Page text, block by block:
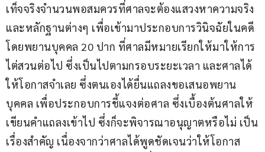
เท็จจริงจำนวนพอสมควรที่ศาลจะต้องแสวงหาความจริง
และหลักฐานต่างๆ เพื่อเข้ามาประกอบการวินิจฉัยในคดี
โดยพยานบุคคล 20 ปาก ที่ศาลมีหมายเรียกให้มาให้การ
ไต่สวนต่อไป ซึ่งเป็นไปตามกรอบระยะเวลา และศาลได้
ให้โอกาสจำเลย ซึ่งตนเองได้ยื่นแถลงขอเสนอพยาน
บุคคล เพื่อประกอบการชี้แจงต่อศาล ซึ่งเบื้องต้นศาลให้
เขียนคำแถลงเข้าไป ซึ่งก็จะพิจารณาอนุญาตหรือไม่ เป็น
เรื่องสำคัญ เนื่องจากว่าศาลได้พูดชัดเจนว่าให้โอกาส